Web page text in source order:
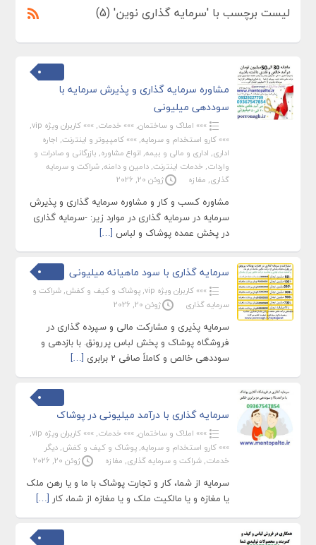
لیست برچسب با 'سرمایه گذاری نوین' (5)
مشاوره سرمایه گذاری و پذیرش سرمایه با
سوددهی میلیونی
»»» املاک و ساختمان, »»» خدمات, »»» کاربران ویژه vip
,
»»» کارو استخدام و سرمایه, »»» کامپیوتر و اینترنت, اجاره
اداری, اداری و مالی و بیمه, انواع مشاوره, بازرگانی و صادرات و
واردات, خدمات اینترنت, دامین و دامنه, شراکت و سرمایه
گذاری, مغازه ژوئن 20, 2026
مشاوره کسب و کار و مشاوره سرمایه گذاری و پذیرش
سرمایه در سرمایه گذاری در موارد زیر: -سرمایه گذاری
در پخش عمده پوشاک و لباس […]
سرمایه گذاری با سود ماهیانه میلیونی
»»» کاربران ویژه vip , پوشاک و کیف و کفش, شراکت و
سرمایه گذاری
ژوئن 20, 2026
سرمایه پذیری و مشارکت مالی و سپرده گذاری در
فروشگاه پوشاک و پخش لباس پررونق. با بازدهی و
سوددهی خالص و کاملاً صافی 2 برابری
[…]
سرمایه گذاری با درآمد میلیونی در پوشاک
»»» املاک و ساختمان, »»» خدمات, »»» کاربران ویژه vip
,
»»» کارو استخدام و سرمایه, پوشاک و کیف و کفش, دیگر
خدمات, شراکت و سرمایه گذاری, مغازه ژوئن 20, 2026
سرمایه از شما، کار و تجارت پوشاک با ما و یا رهن ملک
یا مغازه و یا مالکیت ملک و یا مغازه از شما، کار […]